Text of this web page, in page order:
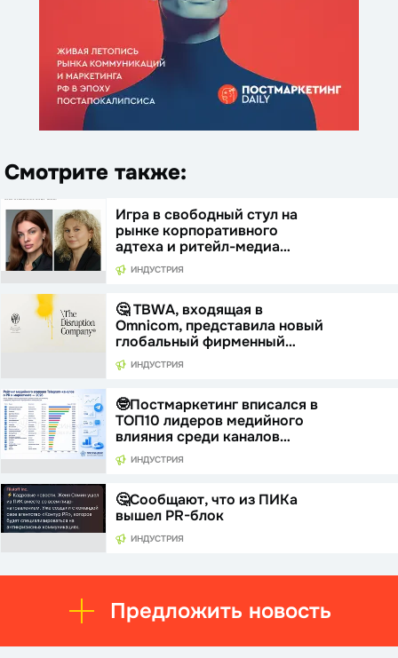
Смотрите также:
Игра в свободный стул на
рынке корпоративного
адтеха и ритейл-медиа…
ИНДУСТРИЯ
🤔 TBWA, входящая в
Omnicom, представила новый
глобальный фирменный…
ИНДУСТРИЯ
🤓Постмаркетинг вписался в
ТОП10 лидеров медийного
влияния среди каналов…
ИНДУСТРИЯ
🤔Сообщают, что из ПИКа
вышел PR-блок
ИНДУСТРИЯ
Предложить новость